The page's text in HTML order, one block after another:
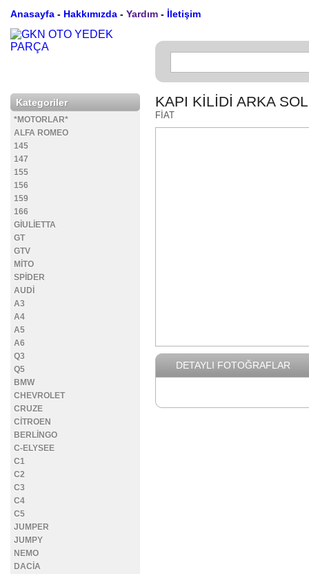
Anasayfa - Hakkımızda - Yardım - İletişim
Kategoriler
*MOTORLAR*
ALFA ROMEO
145
147
155
156
159
166
GİULİETTA
GT
GTV
MİTO
SPİDER
AUDİ
A3
A4
A5
A6
Q3
Q5
BMW
CHEVROLET
CRUZE
CİTROEN
BERLİNGO
C-ELYSEE
C1
C2
C3
C4
C5
JUMPER
JUMPY
NEMO
DACİA
KAPI KİLİDİ ARKA
FİAT
DETAYLI FOTOĞRAFLAR